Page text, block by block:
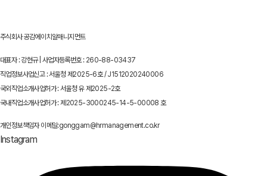
주식회사 공감에이치알매니지먼트
대표자 : 강현규 | 사업자등록번호 : 260-88-03437
직업정보사업신고 : 서울청 제2025-6호 / J1512020240006
국외직업소개사업허가 : 서울청 유 제2025-2호
국내직업소개사업허가 : 제2025-3000245-14-5-00008 호
개인정보책임자 이메일:gonggam@hrmanagement.co.kr
Instagram